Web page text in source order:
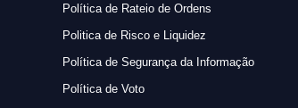
Política de Rateio de Ordens
Politica de Risco e Liquidez
Política de Segurança da Informação
Política de Voto